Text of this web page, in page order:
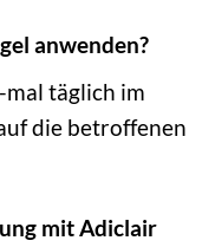
anwenden?
täglich im
die betroffenen
mit Adiclair